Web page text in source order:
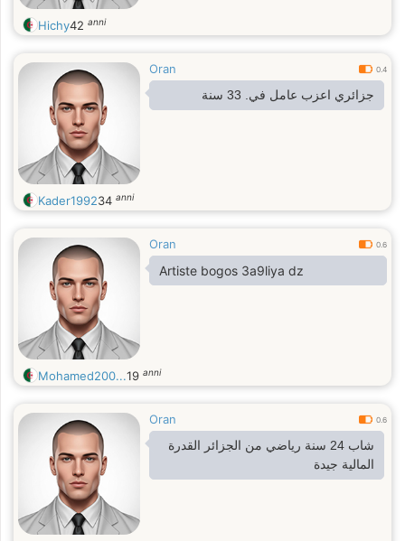
Hichy42 anni
Oran 0.4
جزائري اعزب عامل في. 33 سنة
Kader199234 anni
Oran 0.6
Artiste bogos 3a9liya dz
Mohamed200...19 anni
Oran 0.6
شاب 24 سنة رياضي من الجزائر القدرة
المالية جيدة